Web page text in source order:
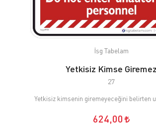
İsg Tabelam
Yetkisiz Kimse Giremez
27
Yetkisiz kimsenin giremeyeceğini belirten
624,00